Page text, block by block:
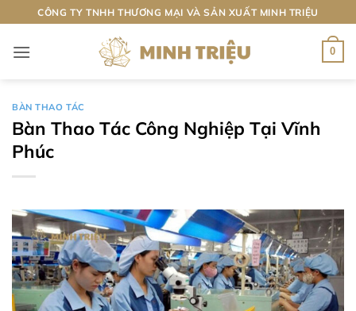
qua
nội
CÔNG TY TNHH THƯƠNG MẠI VÀ SẢN XUẤT MINH TRIỆU
0
BÀN THAO TÁC
Bàn Thao Tác Công Nghiệp Tại Vĩnh
Phúc